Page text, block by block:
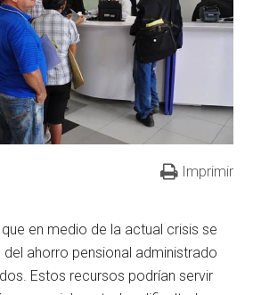
Imprimir
en medio de la actual crisis se
del ahorro pensional administrado
Estos recursos podrían servir